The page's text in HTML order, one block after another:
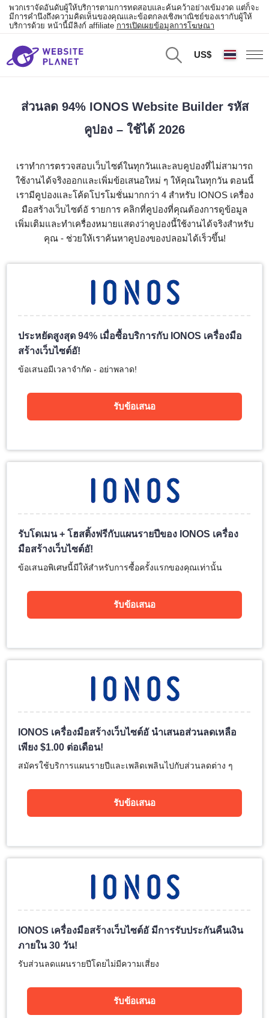
พวกเราจัดอันดับผู้ให้บริการตามการทดสอบและค้นคว้าอย่างเข้มงวด แต่ก็จะ
มีการคำนึงถึงความคิดเห็นของคุณและข้อตกลงเชิงพาณิชย์ของเรากับผู้ให้
บริการด้วย หน้านี้มีลิงก์ affiliate การเปิดเผยข้อมูลการโฆษณา
US$
ส่วนลด 94% IONOS Website Builder รหัส
คูปอง – ใช้ได้ 2026
เราทำการตรวจสอบเว็บไซต์ในทุกวันและลบคูปองที่ไม่สามารถ
ใช้งานได้จริงออกและเพิ่มข้อเสนอใหม่ ๆ ให้คุณในทุกวัน ตอนนี้
เรามีคูปองและโค้ดโปรโมชั่นมากกว่า 4 สำหรับ IONOS เครื่อง
มือสร้างเว็บไซต์อั รายการ คลิกที่คูปองที่คุณต้องการดูข้อมูล
เพิ่มเติมและทำเครื่องหมายแสดงว่าคูปองนี้ใช้งานได้จริงสำหรับ
คุณ - ช่วยให้เราค้นหาคูปองของปลอมได้เร็วขึ้น!
ประหยัดสูงสุด 94% เมื่อซื้อบริการกับ IONOS เครื่องมือ
สร้างเว็บไซต์อั!
ข้อเสนอมีเวลาจำกัด - อย่าพลาด!
รับข้อเสนอ
รับโดเมน + โฮสติ้งฟรีกับแผนรายปีของ IONOS เครื่อง
มือสร้างเว็บไซต์อั!
ข้อเสนอพิเศษนี้มีให้สำหรับการซื้อครั้งแรกของคุณเท่านั้น
รับข้อเสนอ
IONOS เครื่องมือสร้างเว็บไซต์อั นำเสนอส่วนลดเหลือ
เพียง$1.00 ต่อเดือน!
สมัครใช้บริการแผนรายปีและเพลิดเพลินไปกับส่วนลดต่าง ๆ
รับข้อเสนอ
IONOS เครื่องมือสร้างเว็บไซต์อั มีการรับประกันคืนเงิน
ภายใน 30 วัน!
รับส่วนลดแผนรายปีโดยไม่มีความเสี่ยง
รับข้อเสนอ